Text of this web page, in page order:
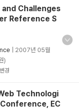
Challenges
Reference S
2007년 05월
)
변경
Technologi
EC